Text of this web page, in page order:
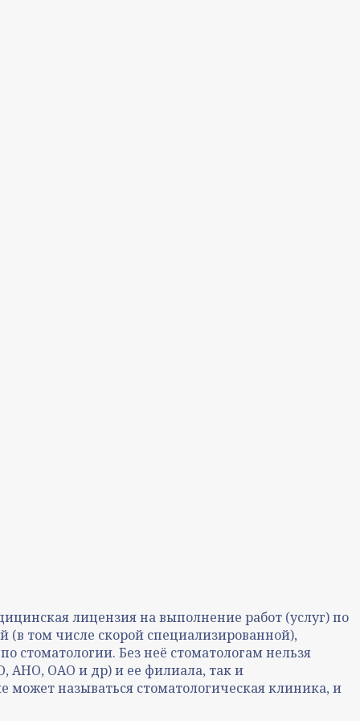
лицензия на выполнение работ (услуг) по
том числе скорой специализированной),
Без неё стоматологам нельзя
АНО, ОАО и др) и ее филиала, так и
называться стоматологическая клиника, и